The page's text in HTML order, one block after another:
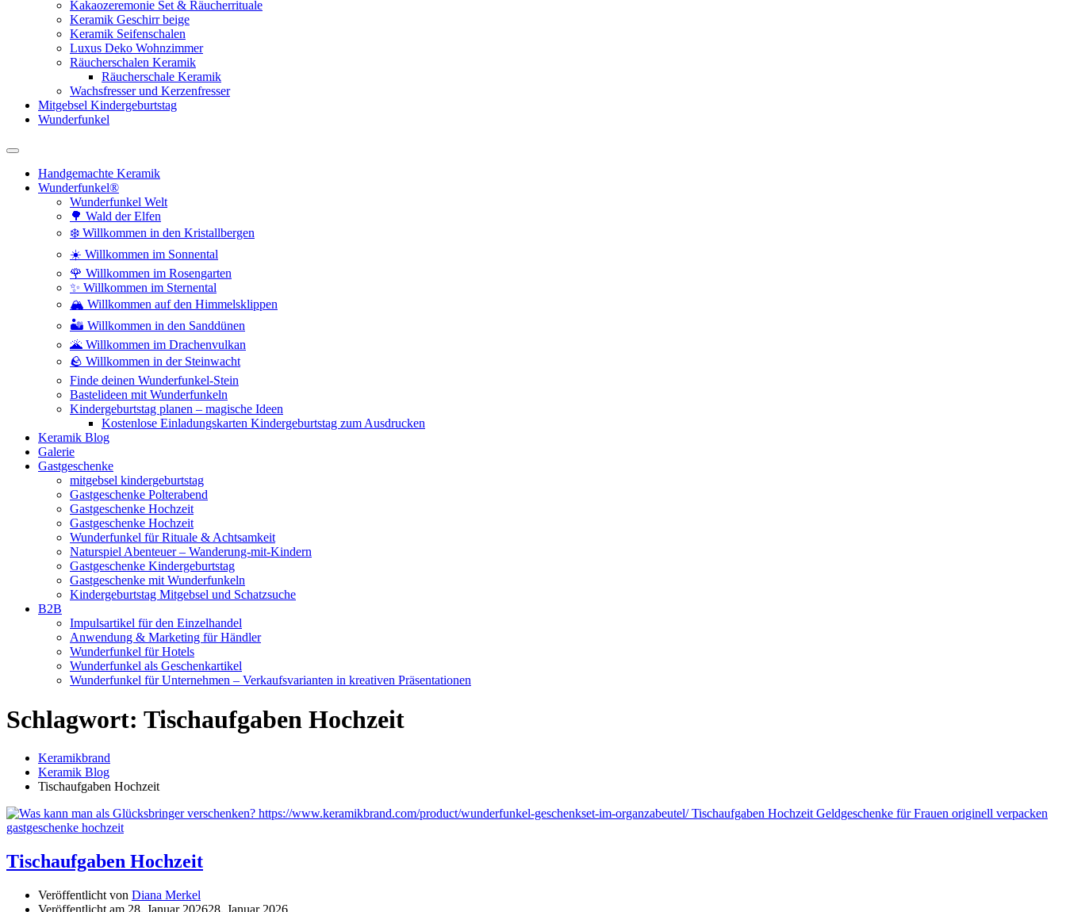
Kakaozeremonie Set & Räucherrituale
Keramik Geschirr beige
Keramik Seifenschalen
Luxus Deko Wohnzimmer
Räucherschalen Keramik
Räucherschale Keramik
Wachsfresser und Kerzenfresser
Mitgebsel Kindergeburtstag
Wunderfunkel
Handgemachte Keramik
Wunderfunkel®
Wunderfunkel Welt
🌳 Wald der Elfen
❄️ Willkommen in den Kristallbergen
☀️ Willkommen im Sonnental
🌹 Willkommen im Rosengarten
✨ Willkommen im Sternental
🏔️ Willkommen auf den Himmelsklippen
🏜️ Willkommen in den Sanddünen
🌋 Willkommen im Drachenvulkan
🪨 Willkommen in der Steinwacht
Finde deinen Wunderfunkel-Stein
Bastelideen mit Wunderfunkeln
Kindergeburtstag planen – magische Ideen
Kostenlose Einladungskarten Kindergeburtstag zum Ausdrucken
Keramik Blog
Galerie
Gastgeschenke
mitgebsel kindergeburtstag
Gastgeschenke Polterabend
Gastgeschenke Hochzeit
Gastgeschenke Hochzeit
Wunderfunkel für Rituale & Achtsamkeit
Naturspiel Abenteuer – Wanderung-mit-Kindern
Gastgeschenke Kindergeburtstag
Gastgeschenke mit Wunderfunkeln
Kindergeburtstag Mitgebsel und Schatzsuche
B2B
Impulsartikel für den Einzelhandel
Anwendung & Marketing für Händler
Wunderfunkel für Hotels
Wunderfunkel als Geschenkartikel
Wunderfunkel für Unternehmen – Verkaufsvarianten in kreativen Präsentationen
Schlagwort: Tischaufgaben Hochzeit
Keramikbrand
Keramik Blog
Tischaufgaben Hochzeit
Tischaufgaben Hochzeit
Veröffentlicht von Diana Merkel